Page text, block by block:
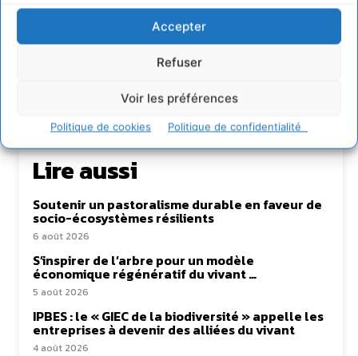
Accepter
Refuser
Voir les préférences
Politique de cookies Politique de confidentialité
Lire aussi
Soutenir un pastoralisme durable en faveur de
socio-écosystèmes résilients
6 août 2026
S’inspirer de l’arbre pour un modèle
économique régénératif du vivant …
5 août 2026
IPBES : le « GIEC de la biodiversité » appelle les
entreprises à devenir des alliées du vivant
4 août 2026